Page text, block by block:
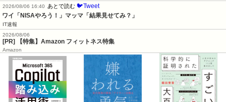
2026/08/06 16:40
あとで読む 🐦Tweet
ワイ「NISAやろう！」マッマ「結果見せてみ？」
IT速報
2026/08/06
[PR] 【特集】Amazon フィットネス特集
Amazon